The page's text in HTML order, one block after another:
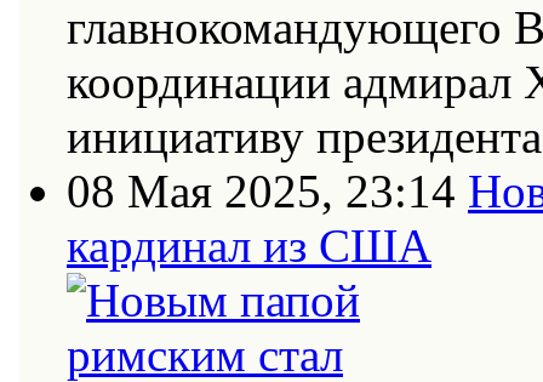
главнокомандующего
координации адмирал
инициативу
08 Мая 2025, 23:14
кардинал из США